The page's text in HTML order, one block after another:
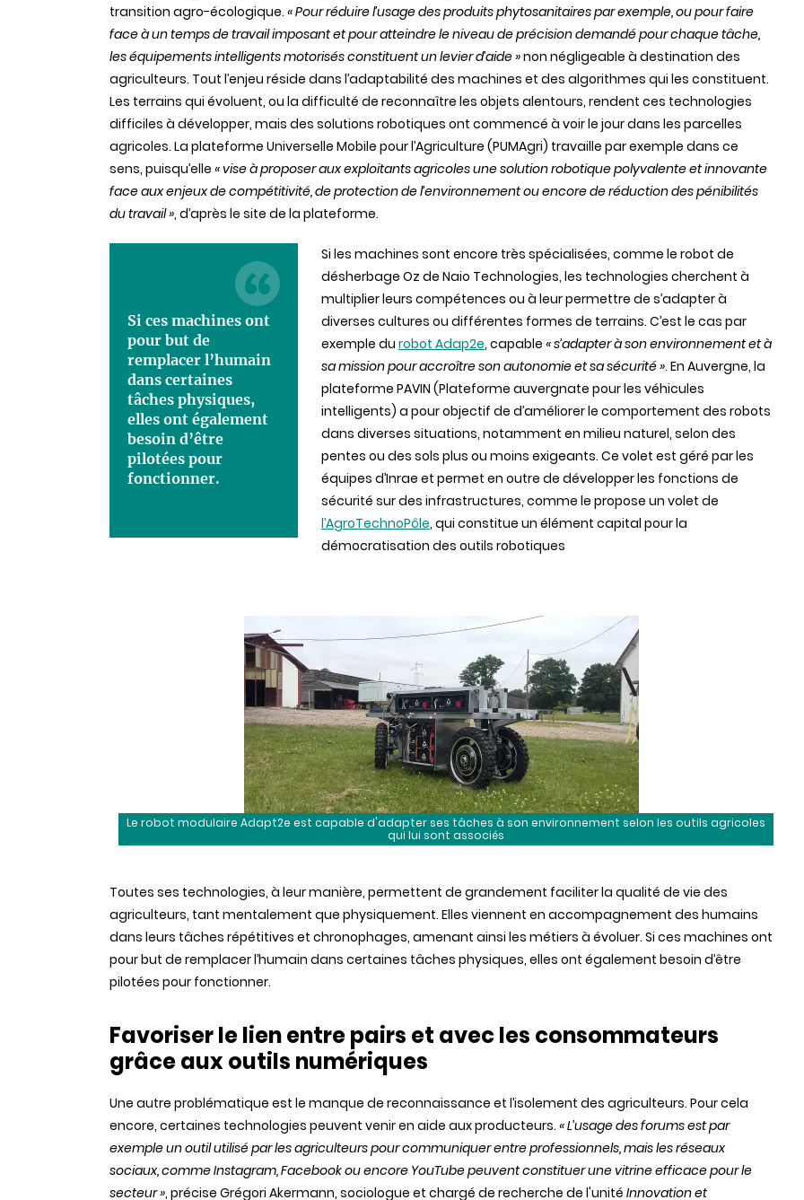
transition agro-écologique. « Pour réduire l’usage des produits phytosanitaires par exemple, ou pour faire
face à un temps de travail imposant et pour atteindre le niveau de précision demandé pour chaque tâche,
les équipements intelligents motorisés constituent un levier d’aide »non négligeable à destination des
agriculteurs. Tout l’enjeu réside dans l’adaptabilité des machines et des algorithmes qui les constituent.
Les terrains qui évoluent, ou la difficulté de reconnaître les objets alentours, rendent ces technologies
difficiles à développer, mais des solutions robotiques ont commencé à voir le jour dans les parcelles
agricoles. La plateforme Universelle Mobile pour l’Agriculture (PUMAgri) travaille par exemple dans ce
sens, puisqu’elle «vise à proposer aux exploitants agricoles une solution robotique polyvalente et innovante
face aux enjeux de compétitivité, de protection de l’environnement ou encore de réduction des pénibilités
du travail », d’après le site de la plateforme.
Si ces machines ont
pour but de
remplacer l’humain
dans certaines
tâches physiques,
elles ont également
besoin d’être
pilotées pour
fonctionner.
Si les machines sont encore très spécialisées, comme le robot de
désherbage Oz de Naio Technologies, les technologies cherchent à
multiplier leurs compétences ou à leur permettre de s’adapter à
diverses cultures ou différentes formes de terrains. C’est le cas par
exemple du robot Adap2e, capable « s’adapter à son environnement et à
sa mission pour accroître son autonomie et sa sécurité ». En Auvergne, la
plateforme PAVIN (Plateforme auvergnate pour les véhicules
intelligents) a pour objectif de d’améliorer le comportement des robots
dans diverses situations, notamment en milieu naturel, selon des
pentes ou des sols plus ou moins exigeants. Ce volet est géré par les
équipes d’Inrae et permet en outre de développer les fonctions de
sécurité sur des infrastructures, comme le propose un volet de
l’AgroTechnoPôle, qui constitue un élément capital pour la
démocratisation des outils robotiques
Le robot modulaire Adapt2e est capable d'adapter ses tâches à son environnement selon les outils agricoles
qui lui sont associés
Toutes ses technologies, à leur manière, permettent de grandement faciliter la qualité de vie des
agriculteurs, tant mentalement que physiquement. Elles viennent en accompagnement des humains
dans leurs tâches répétitives et chronophages, amenant ainsi les métiers à évoluer. Si ces machines ont
pour but de remplacer l’humain dans certaines tâches physiques, elles ont également besoin d’être
pilotées pour fonctionner.
Favoriser le lien entre pairs et avec les consommateurs
grâce aux outils numériques
Une autre problématique est le manque de reconnaissance et l’isolement des agriculteurs. Pour cela
encore, certaines technologies peuvent venir en aide aux producteurs. « L’usage des forums est par
exemple un outil utilisé par les agriculteurs pour communiquer entre professionnels, mais les réseaux
sociaux, comme Instagram, Facebook ou encore YouTube peuvent constituer une vitrine efficace pour le
secteur », précise Grégori Akermann, sociologue et chargé de recherche de l'unité Innovation et